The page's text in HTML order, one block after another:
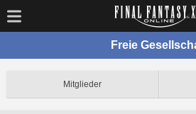
Freie
Mitglieder